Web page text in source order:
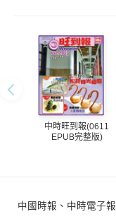
中時旺到報(0611
EPUB完整版)
中國時報、中時電子報